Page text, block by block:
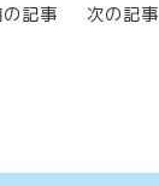
記事 次の記事